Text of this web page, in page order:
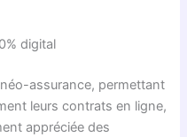
digital
assurance, permettant
leurs contrats en ligne,
appréciée des